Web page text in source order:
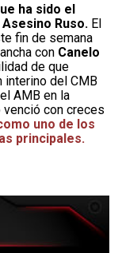
ha sido el
Ruso. El
fin de semana
con Canelo
de que
interino del CMB
AMB en la
con creces
uno de los
principales.